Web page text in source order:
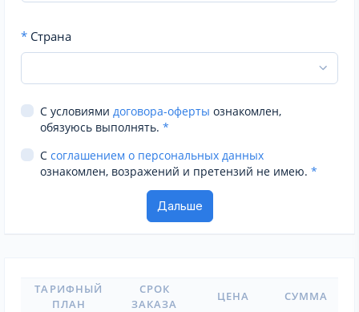
* Страна
С условиями договора-оферты ознакомлен,
обязуюсь выполнять. *
С соглашением о персональных данных
ознакомлен, возражений и претензий не имею. *
ТАРИФНЫЙ
ПЛАН
СРОК
ЗАКАЗА
ЦЕНА СУММА